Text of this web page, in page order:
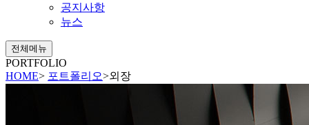
공지사항
뉴스
전체메뉴
PORTFOLIO
HOME> 포트폴리오>외장